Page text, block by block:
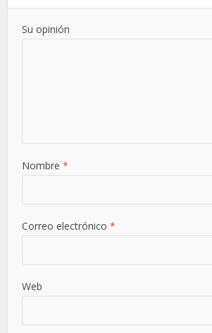
Su opinión
Nombre*
Correo electrónico*
Web